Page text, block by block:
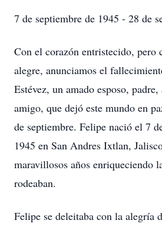
7 de septiembre de 1945 - 28 de
Con el corazón entristecido, pero
alegre, anunciamos el
Estévez, un amado esposo,
amigo, que dejó este mundo en
de septiembre. Felipe nació el 7
1945 en San Andres Ixtlan,
maravillosos años enriqueciendo
rodeaban.
Felipe se deleitaba con la alegría